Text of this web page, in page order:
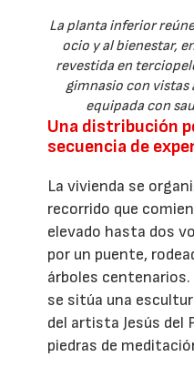
La planta inferior
ocio y al bienestar,
revestida en
gimnasio con vistas
equipada con
Una distribución
secuencia de
La vivienda se
recorrido que
elevado hasta dos
por un puente,
árboles
se sitúa una
del artista Jesús del
piedras de